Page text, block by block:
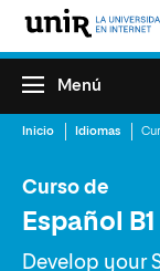
Menú
Inicio Idiomas
Curso de
Español B1
Develop your